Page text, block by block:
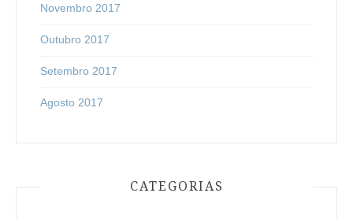
Novembro 2017
Outubro 2017
Setembro 2017
Agosto 2017
CATEGORIAS